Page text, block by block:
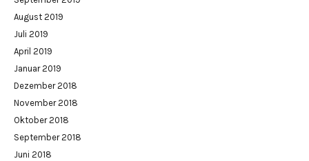
August 2019
Juli 2019
April 2019
Januar 2019
Dezember 2018
November 2018
Oktober 2018
September 2018
Juni 2018